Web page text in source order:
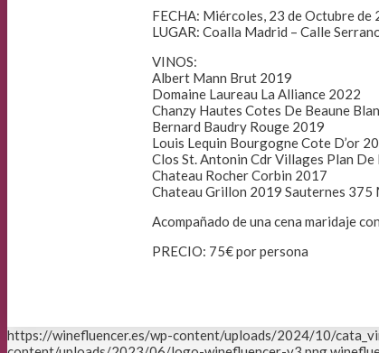
FECHA: Miércoles, 23 de Octubre de
LUGAR: Coalla Madrid – Calle
VINOS:
Albert Mann Brut 2019
Domaine Laureau La Alliance 2022
Chanzy Hautes Cotes De Beaune
Bernard Baudry Rouge 2019
Louis Lequin Bourgogne Cote D’or
Clos St. Antonin Cdr Villages Plan De
Chateau Rocher Corbin 2017
Chateau Grillon 2019 Sauternes 375
Acompañado de una cena maridaje
PRECIO: 75€ por persona
https://winefluencer.es/wp-content/uploads/2024/10/